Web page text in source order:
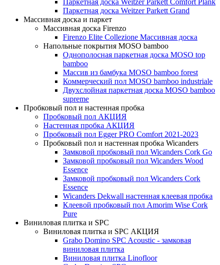
Паркетная доска Weitzer Parkett Grand
Массивная доска и паркет
Массивная доска Firenzo
Firenzo Elite Collezione Массивная доска
Напольные покрытия MOSO bamboo
Однополосная паркетная доска MOSO top
bamboo
Массив из бамбука MOSO bamboo forest
Коммерческий пол MOSO bamboo industriale
Двухслойная паркетная доска MOSO bamboo
supreme
Пробковый пол и настенная пробка
Пробковый пол АКЦИЯ
Настенная пробка АКЦИЯ
Пробковый пол Egger PRO Comfort 2021-2023
Пробковый пол и настенная пробка Wicanders
Замковой пробковый пол Wicanders Cork Go
Замковой пробковый пол Wicanders Wood
Essence
Замковой пробковый пол Wicanders Cork
Essence
Wicanders Dekwall настенная клеевая пробка
Клеевой пробковый пол Amorim Wise Cork
Pure
Виниловая плитка и SPC
Виниловая плитка и SPC АКЦИЯ
Grabo Domino SPC Acoustic - замковая
виниловая плитка
Виниловая плитка Linofloor